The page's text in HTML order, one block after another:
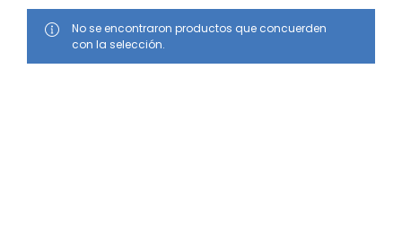
No se encontraron productos que concuerden
con la selección.